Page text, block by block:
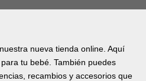
nueva tienda online. Aquí
tu bebé. También puedes
recambios y accesorios que